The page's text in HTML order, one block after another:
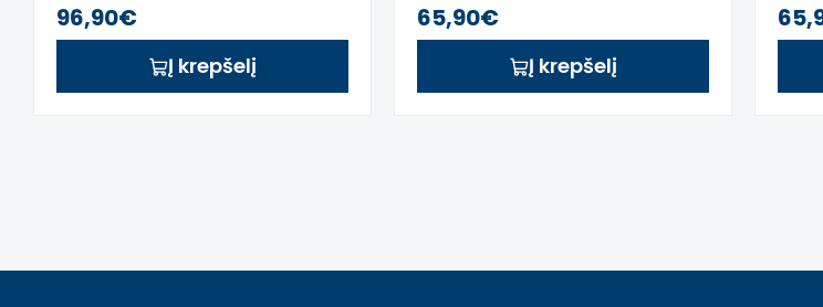
96,90€
Į krepšelį
65,90€
Į krepšelį